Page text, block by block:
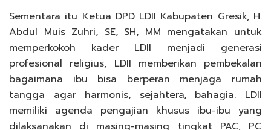
Sementara itu Ketua DPD LDII Kabupaten Gresik, H.
Abdul Muis Zuhri, SE, SH, MM mengatakan untuk
memperkokoh kader LDII menjadi generasi
profesional religius, LDII memberikan pembekalan
bagaimana ibu bisa berperan menjaga rumah
tangga agar harmonis, sejahtera, bahagia. LDII
memiliki agenda pengajian khusus ibu-ibu yang
dilaksanakan di masing-masing tingkat PAC, PC